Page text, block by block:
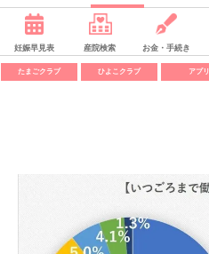
妊娠早見表 産院検索 お金・手続き
たまごクラブ ひよこクラブ アプリ